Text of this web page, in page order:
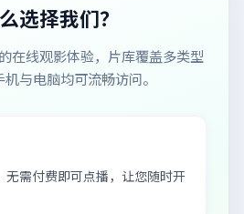
选择我们？
在线观影体验，片库覆盖多类型
与电脑均可流畅访问。
无需付费即可点播，让您随时开